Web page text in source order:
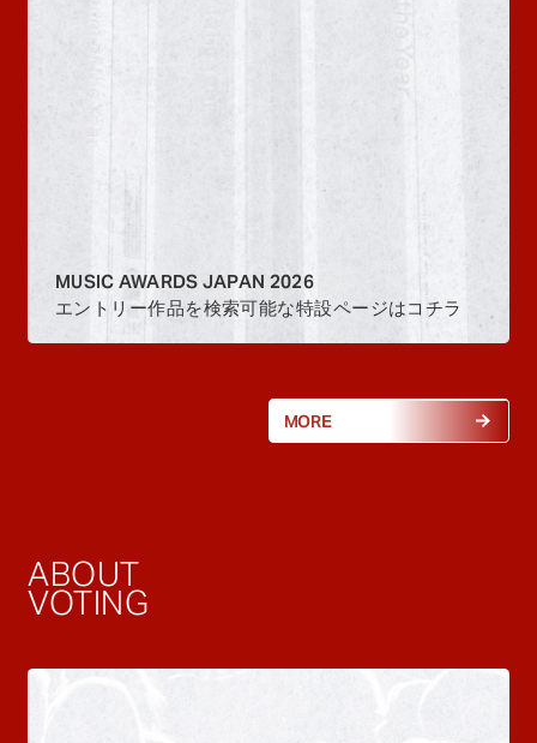
MUSIC AWARDS JAPAN 2026
エントリー作品を検索可能な特設ページはコチラ
MORE
ABOUT
VOTING